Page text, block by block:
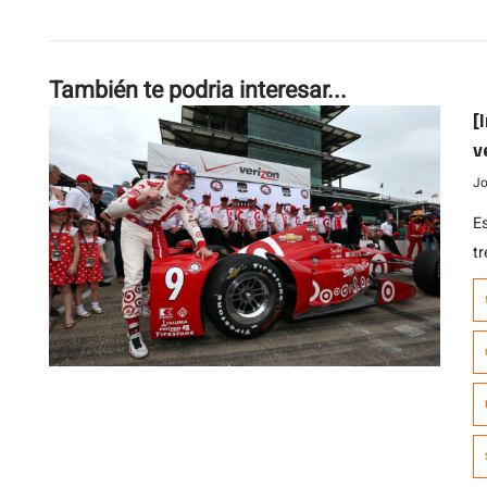
También te podria interesar...